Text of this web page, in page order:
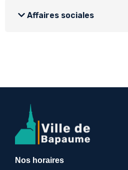
Affaires sociales
Nos horaires